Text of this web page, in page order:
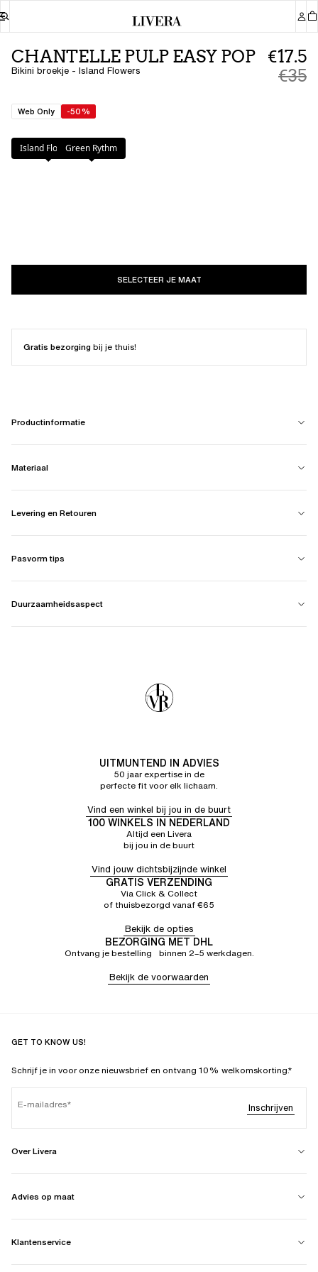
CHANTELLE PULP EASY POP
Bikini broekje - Island Flowers
€17.5
€35
Web Only -50%
Kleur: Island Flowers
Island FlowersGreen Rythm
SELECTEER JE MAAT
Gratis bezorgingbij je thuis!
Productinformatie
Materiaal
Levering en Retouren
Pasvorm tips
Duurzaamheidsaspect
UITMUNTEND IN ADVIES
50 jaar expertise in de
perfecte fit voor elk lichaam.
Vind een winkel bij jou in de buurt
100 WINKELS IN NEDERLAND
Altijd een Livera
bij jou in de buurt
Vind jouw dichtsbijzijnde winkel
GRATIS VERZENDING
Via Click & Collect
of thuisbezorgd vanaf €65
Bekijk de opties
BEZORGING MET DHL
Ontvang je bestelling binnen 2–5 werkdagen.
Bekijk de voorwaarden
GET TO KNOW US!
Schrijf je in voor onze nieuwsbrief en ontvang 10% welkomskorting.*
E-mailadres Inschrijven
Over Livera
Advies op maat
Klantenservice